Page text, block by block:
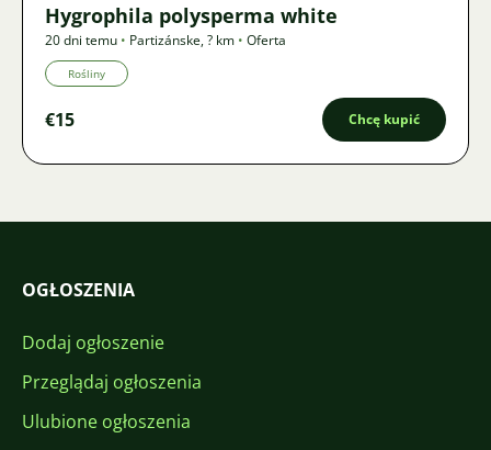
Hygrophila polysperma white
20 dni temu • Partizánske,? km • Oferta
Rośliny
€15 Chcę kupić
OGŁOSZENIA
Dodaj ogłoszenie
Przeglądaj ogłoszenia
Ulubione ogłoszenia